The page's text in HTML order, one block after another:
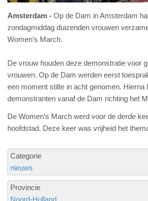
Amsterdam
Op de Dam in Amsterdam
zondagmiddag duizenden vrouwen
Women’s March.
De vrouw houden deze demonstratie voor
vrouwen. Op de Dam werden eerst
een moment stilte in acht genomen. Hierna
demonstranten vanaf de Dam richting het
De Women’s March werd voor de derde
hoofdstad. Deze keer was vrijheid het
Categorie
nieuws
Provincie
Noord-Holland